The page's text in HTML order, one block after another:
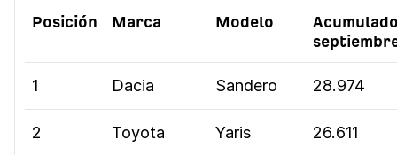
Posición Marca Modelo
1 Dacia Sandero 28.974
2 Toyota Yaris 26.611